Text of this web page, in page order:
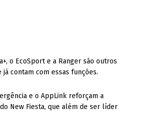
o EcoSport e a Ranger são outros
contam com essas funções.
e o AppLink reforçam a
New Fiesta, que além de ser líder